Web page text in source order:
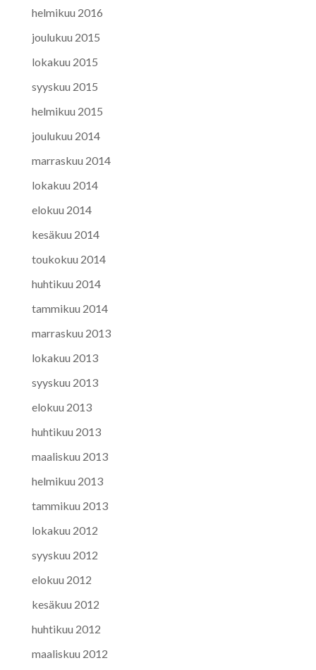
helmikuu 2016
joulukuu 2015
lokakuu 2015
syyskuu 2015
helmikuu 2015
joulukuu 2014
marraskuu 2014
lokakuu 2014
elokuu 2014
kesäkuu 2014
toukokuu 2014
huhtikuu 2014
tammikuu 2014
marraskuu 2013
lokakuu 2013
syyskuu 2013
elokuu 2013
huhtikuu 2013
maaliskuu 2013
helmikuu 2013
tammikuu 2013
lokakuu 2012
syyskuu 2012
elokuu 2012
kesäkuu 2012
huhtikuu 2012
maaliskuu 2012